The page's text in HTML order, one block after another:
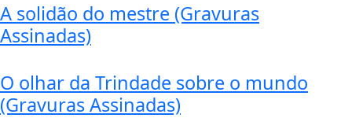
A solidão do mestre (Gravuras
Assinadas)
O olhar da Trindade sobre o mundo
(Gravuras Assinadas)